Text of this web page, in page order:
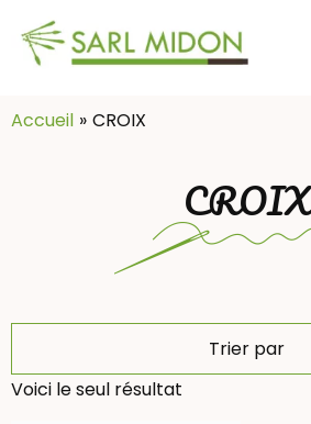
Accueil
CROIX
CROIX
Trier par
Voici le seul résultat